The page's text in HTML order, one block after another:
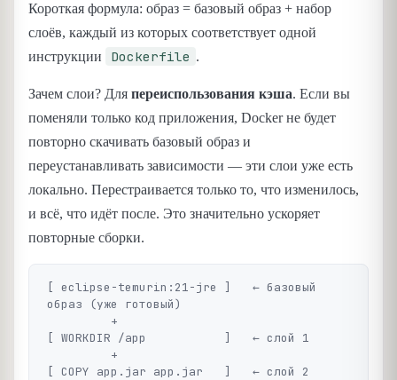
Короткая формула: образ = базовый образ + набор
слоёв, каждый из которых соответствует одной
инструкции
Dockerfile .
Зачем слои? Для переиспользования кэша. Если вы
поменяли только код приложения, Docker не будет
повторно скачивать базовый образ и
переустанавливать зависимости — эти слои уже есть
локально. Перестраивается только то, что изменилось,
и всё, что идёт после. Это значительно ускоряет
повторные сборки.
[ eclipse-temurin:21-jre ]   ← базовый
образ (уже готовый)
[ WORKDIR /app           ]   ← слой 1
[ COPY app.jar app.jar   ]   ← слой 2